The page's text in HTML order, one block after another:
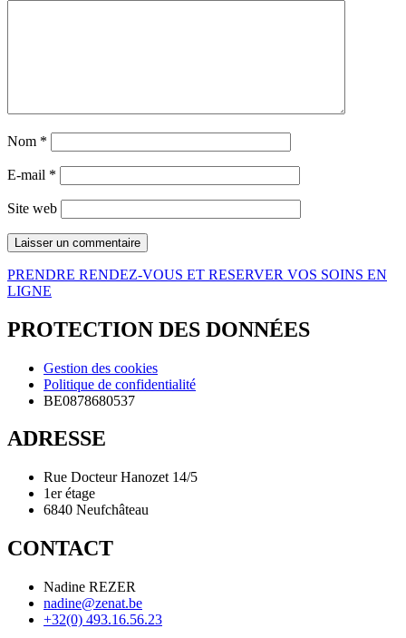
Nom *
E-mail *
Site web
PRENDRE RENDEZ-VOUS ET RESERVER VOS SOINS EN
LIGNE
PROTECTION DES DONNÉES
Gestion des cookies
Politique de confidentialité
BE0878680537
ADRESSE
Rue Docteur Hanozet 14/5
1er étage
6840 Neufchâteau
CONTACT
Nadine REZER
nadine@zenat.be
+32(0) 493.16.56.23